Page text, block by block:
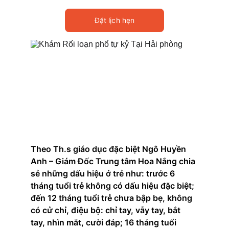
Đặt lịch hẹn
Theo Th.s giáo dục đặc biệt Ngô Huyền
Anh – Giám Đốc Trung tâm Hoa Nắng chia
sẻ những dấu hiệu ở trẻ như: trước 6
tháng tuổi trẻ không có dấu hiệu đặc biệt;
đến 12 tháng tuổi trẻ chưa bập bẹ, không
có cử chỉ, điệu bộ: chỉ tay, vẫy tay, bắt
tay, nhìn mắt, cười đáp; 16 tháng tuổi